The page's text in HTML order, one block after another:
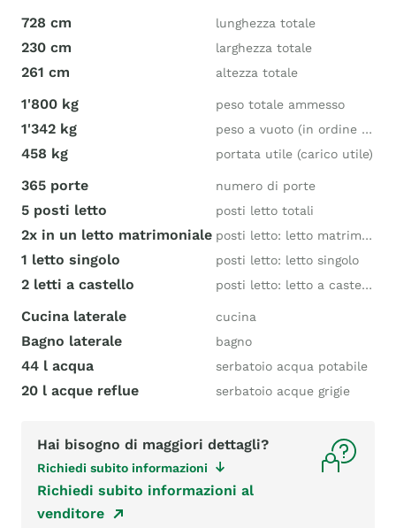
728 cm lunghezza totale
230 cm larghezza totale
261 cm altezza totale
1'800 kg peso totale ammesso
1'342 kg peso a vuoto (in ordine di marcia)
458 kg portata utile (carico utile)
365 porte numero di porte
5 posti letto posti letto totali
2x in un letto matrimoniale posti letto: letto matrimoniale
1 letto singolo posti letto: letto singolo
2 letti a castello posti letto: letto a castello
Cucina laterale cucina
Bagno laterale bagno
44 l acqua serbatoio acqua potabile
20 l acque reflue serbatoio acque grigie
Hai bisogno di maggiori dettagli?
Richiedi subito informazioni
Richiedi subito informazioni al
venditore